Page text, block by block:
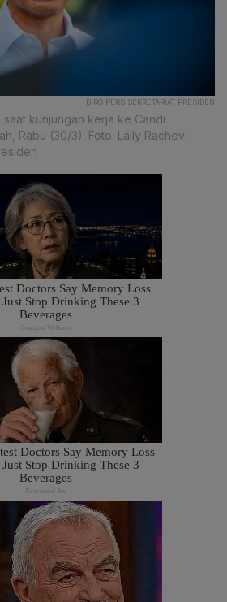
BIRO PERS SEKRETARIAT PRESIDEN
kunjungan kerja ke Candi
Rabu (30/3). Foto: Laily Rachev -